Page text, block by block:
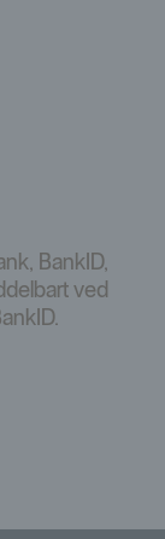
BankID,
ved